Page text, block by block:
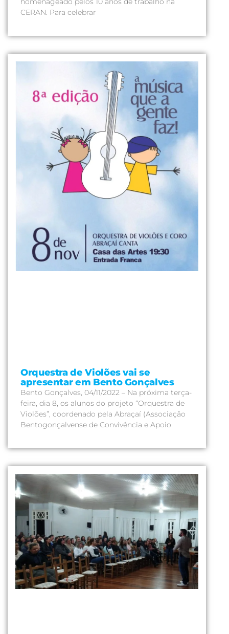
CERAN. Para celebrar
Orquestra de Violões vai se
apresentar em Bento Gonçalves
Bento Gonçalves, 04/11/2022 – Na próxima terça-
feira, dia 8, os alunos do projeto “Orquestra de
Violões”, coordenado pela Abraçaí (Associação
Bentogonçalvense de Convivência e Apoio